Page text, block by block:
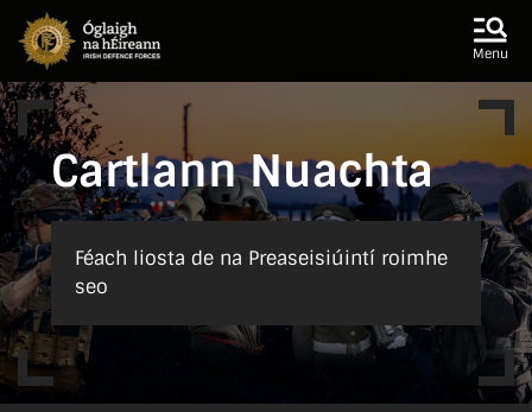
Skip to main content
Menu
Cartlann Nuachta
Féach liosta de na Preaseisiúintí roimhe
seo